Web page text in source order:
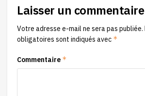
Laisser un commentaire
Votre adresse e-mail ne sera pas publiée.
obligatoires sont indiqués avec *
Commentaire *